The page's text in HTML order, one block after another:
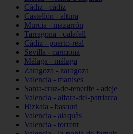
Cádiz - cádiz
Castellón - altura
Murcia - mazarrón
Tarragona - calafell
Cádiz - puerto-real
Sevilla - carmona
Málaga - málaga
Zaragoza - zaragoza
Valencia - manises
Santa-cruz-de-tenerife - adeje
Valencia - alfara-del-patriarca
Bizkaia - basauri
Valencia - alaquàs
Valencia - torrent